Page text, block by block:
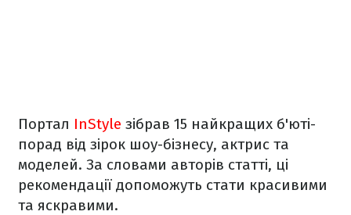
Портал InStyle зібрав 15 найкращих б'юті-
порад від зірок шоу-бізнесу, актрис та
моделей. За словами авторів статті, ці
рекомендації допоможуть стати красивими
та яскравими.